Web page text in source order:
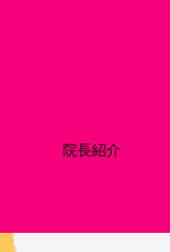
院長紹介